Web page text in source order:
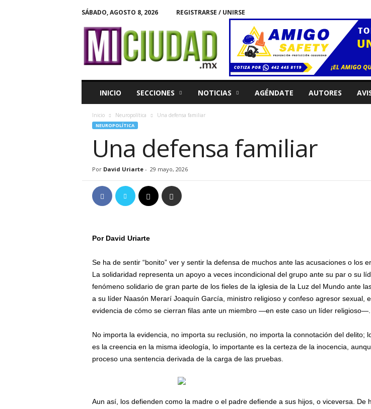
SÁBADO, AGOSTO 8, 2026 REGISTRARSE / UNIRSE
u
INICIO SECCIONES NOTICIAS AGÉNDATE AUTORES
Inicio Neuropolítica Una defensa familiar
NEUROPOLÍTICA
Una defensa familiar
Por David Uriarte- 29 mayo, 2026
Por David Uriarte
Se ha de sentir “bonito” ver y sentir la defensa de muchos ante las acusaciones o los
La solidaridad representa un apoyo a veces incondicional del grupo ante su par o su
fenómeno solidario de gran parte de los fieles de la iglesia de la Luz del Mundo ante
a su líder Naasón Merarí Joaquín García, ministro religioso y confeso agresor sexual,
evidencia de cómo se cierran filas ante un miembro —en este caso un líder religioso—.
No importa la evidencia, no importa su reclusión, no importa la connotación del delito;
es la creencia en la misma ideología, lo importante es la certeza de la inocencia,
proceso una sentencia derivada de la carga de las pruebas.
Aun así, los defienden como la madre o el padre defiende a sus hijos, o viceversa. De